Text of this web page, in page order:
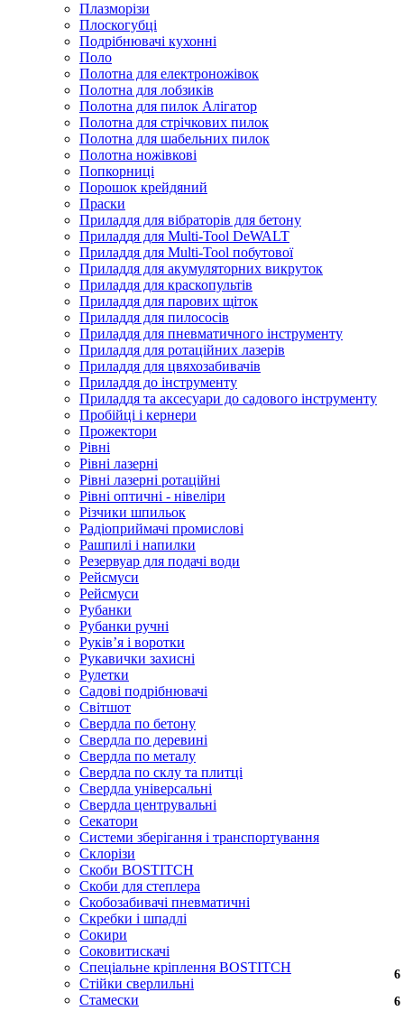
Плазморізи
Плоскогубці
Подрібнювачі кухонні
Поло
Полотна для електроножівок
Полотна для лобзиків
Полотна для пилок Алігатор
Полотна для стрічкових пилок
Полотна для шабельних пилок
Полотна ножівкові
Попкорниці
Порошок крейдяний
Праски
Приладдя для вібраторів для бетону
Приладдя для Multi-Tool DeWALT
Приладдя для Multi-Tool побутової
Приладдя для акумуляторних викруток
Приладдя для краскопультів
Приладдя для парових щіток
Приладдя для пилососів
Приладдя для пневматичного інструменту
Приладдя для ротаційних лазерів
Приладдя для цвяхозабивачів
Приладдя до інструменту
Приладдя та аксесуари до садового інструменту
Пробійці і кернери
Прожектори
Рівні
Рівні лазерні
Рівні лазерні ротаційні
Рівні оптичні - нівеліри
Різчики шпильок
Радіоприймачі промислові
Рашпилі і напилки
Резервуар для подачі води
Рейсмуси
Рейсмуси
Рубанки
Рубанки ручні
Руківʼя і воротки
Рукавички захисні
Рулетки
Садові подрібнювачі
Світшот
Свердла по бетону
Свердла по деревині
Свердла по металу
Свердла по склу та плитці
Свердла універсальні
Свердла центрувальні
Секатори
Системи зберігання і транспортування
Склорізи
Скоби BOSTITCH
Скоби для степлера
Скобозабивачі пневматичні
Скребки і шпадлі
Сокири
Соковитискачі
Спеціальне кріплення BOSTITCH
Стійки сверлильні
Стамески
6
6
6
6
6
6
6
6